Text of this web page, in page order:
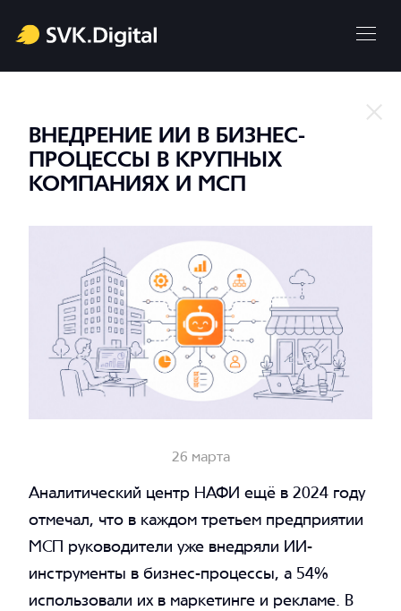
Telegram
ВНЕДРЕНИЕ ИИ В БИЗНЕС-
ПРОЦЕССЫ В КРУПНЫХ
КОМПАНИЯХ И МСП
26 марта
Аналитический центр НАФИ ещё в 2024 году
отмечал, что в каждом третьем предприятии
МСП руководители уже внедряли ИИ-
инструменты в бизнес-процессы, а 54%
использовали их в маркетинге и рекламе. В